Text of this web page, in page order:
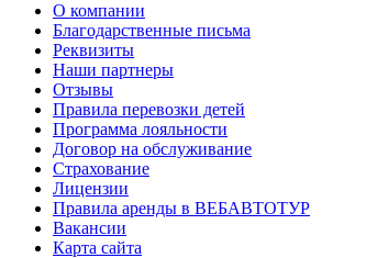
О компании
Благодарственные письма
Реквизиты
Наши партнеры
Отзывы
Правила перевозки детей
Программа лояльности
Договор на обслуживание
Страхование
Лицензии
Правила аренды в ВЕБАВТОТУР
Вакансии
Карта сайта